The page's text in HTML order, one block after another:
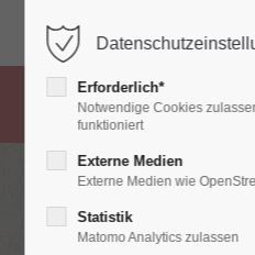
02382 776 83 99
Erforderlich*
Notwendige Cookies
funktioniert
Externe Medien
Externe Medien wie
Statistik
Matomo Analytics zulassen